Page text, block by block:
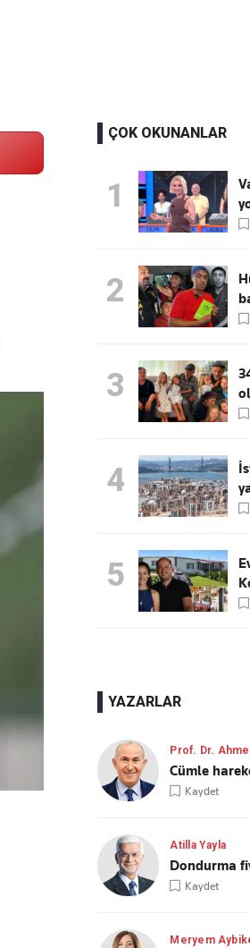
ÇOK OKUNANLAR
1
2
3
4
5
YAZARLAR
Prof. Dr.
Cümle
Kaydet
Atilla Yayla
Dondurma
Kaydet
Meryem